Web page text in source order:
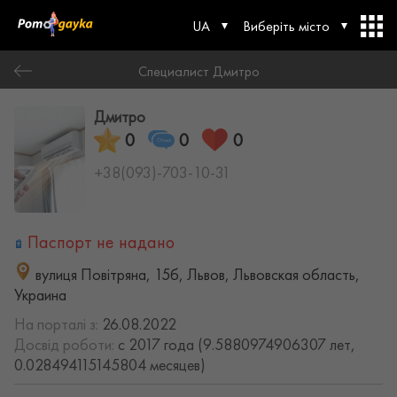
UA Виберіть місто
Специалист Дмитро
Дмитро
0 0 0
+38(093)-703-10-31
Паспорт не надано
вулиця Повітряна, 15б, Львов, Львовская область,
Украина
На порталі з: 26.08.2022
Досвід роботи: с 2017 года (9.5880974906307 лет,
0.028494115145804 месяцев)